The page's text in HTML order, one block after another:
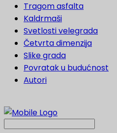
Tragom asfalta
Kaldrmaši
Svetlosti velegrada
Četvrta dimenzija
Slike grada
Povratak u budućnost
Autori